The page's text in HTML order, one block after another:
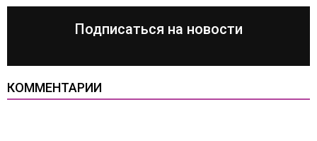
Подписаться на новости
КОММЕНТАРИИ